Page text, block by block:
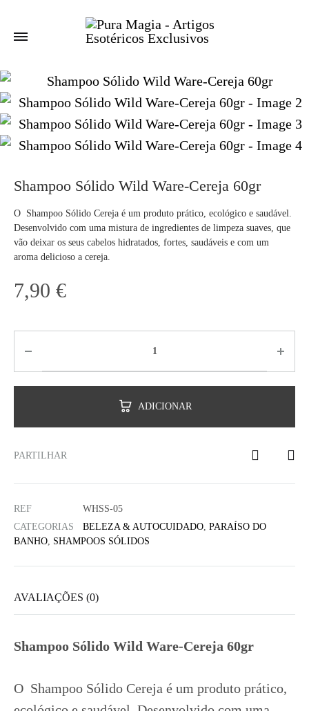
Shampoo Sólido Wild Ware-Cereja 60gr
O Shampoo Sólido Cereja é um produto prático, ecológico e saudável.
Desenvolvido com uma mistura de ingredientes de limpeza suaves, que
vão deixar os seus cabelos hidratados, fortes, saudáveis e com um
aroma delicioso a cereja.
7,90 €
ADICIONAR
PARTILHAR
REF
WHSS-05
CATEGORIAS
BELEZA & AUTOCUIDADO, PARAÍSO DO
BANHO, SHAMPOOS SÓLIDOS
AVALIAÇÕES (0)
Shampoo Sólido Wild Ware-Cereja 60gr
O Shampoo Sólido Cereja é um produto prático,